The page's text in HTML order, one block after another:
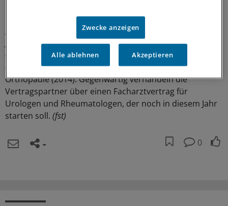
Die HzV-Vertrag ist in Baden-Württemberg 2008
gestartet worden. Sukzessive wurde er in den folgenden
Jahren mit Facharztverträgen verknüpft: Kardiologie
(2010), Gastroenterologie (2011), PNP-Vertrag
(Psychotherapie, Neurologie, Psychiatrie; 2012/2013),
Orthopädie (2014). Gegenwärtig verhandeln die
Vertragspartner über einen Facharztvertrag für
Urologen und Rheumatologen, der noch in diesem Jahr
starten soll. (fst)
0
Zwecke anzeigen
Alle ablehnen Akzeptieren